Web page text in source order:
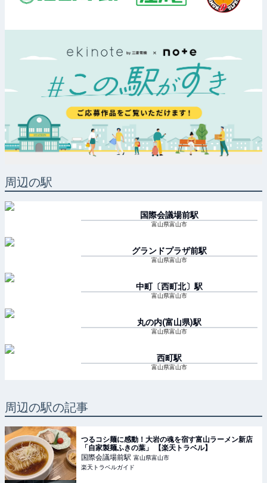
周辺の駅
国際会議場前駅
富山県富山市
グランドプラザ前駅
富山県富山市
中町〔西町北〕 駅
富山県富山市
丸の内(富山県)駅
富山県富山市
西町駅
富山県富山市
周辺の駅の記事
つるコシ麺に感動！大岩の魂を宿す富山ラーメン新店
「自家製麺ふきの葉」 【楽天トラベル】
国際会議場前駅 富山県富山市
楽天トラベルガイド